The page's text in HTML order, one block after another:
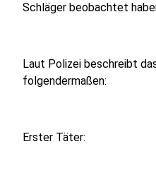
Schläger beobachtet
Laut Polizei beschreibt
folgendermaßen:
Erster Täter: